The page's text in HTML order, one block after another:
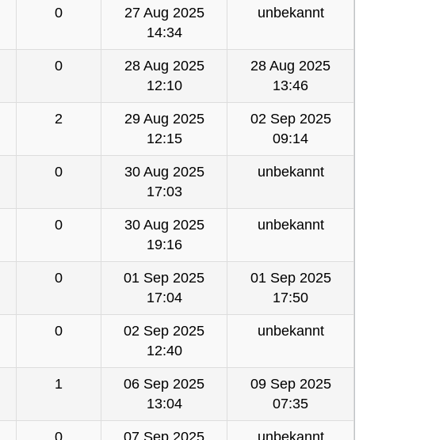
0
27 Aug 2025
14:34
unbekannt
0
28 Aug 2025
12:10
28 Aug 2025
13:46
2
29 Aug 2025
12:15
02 Sep 2025
09:14
0
30 Aug 2025
17:03
unbekannt
0
30 Aug 2025
19:16
unbekannt
0
01 Sep 2025
17:04
01 Sep 2025
17:50
0
02 Sep 2025
12:40
unbekannt
1
06 Sep 2025
13:04
09 Sep 2025
07:35
0
07 Sep 2025
unbekannt